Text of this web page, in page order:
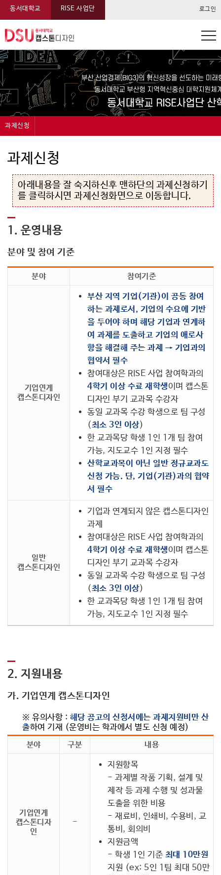
동서대학교 RISE 사업단 로그인
과제신청
과제신청
과제관리
온라인전시
커뮤니티
과제신청
아래내용을 잘 숙지하신후 맨하단의 과제신청하기
를 클릭하시면 과제신청화면으로 이동합니다.
1. 운영내용
분야 및 참여 기준
분야 참여기준
기업연계
캡스톤디자인
부산 지역 기업(기관)이 공동 참여
하는 과제로서, 기업의 수요에 기반
을 두어야 하며 해당 기업과 연계하
여 과제를 도출하고 기업의 애로사
항을 해결해 주는 과제 → 기업과의
협약서 필수
참여대상은 RISE 사업 참여학과의
4학기 이상 수료 재학생이며 캡스톤
디자인 부기 교과목 수강자
동일 교과목 수강 학생으로 팀 구성
(최소 3인 이상)
한 교과목당 학생 1인 1개 팀 참여
가능, 지도교수 1인 지정 필수
산학교과목이 아닌 일반 정규교과도
신청 가능. 단, 기업(기관)과의 협약
서 필수
일반
캡스톤디자인
기업과 연계되지 않은 캡스톤디자인
과제
참여대상은 RISE 사업 참여학과의
4학기 이상 수료 재학생이며 캡스톤
디자인 부기 교과목 수강자
동일 교과목 수강 학생으로 팀 구성
(최소 3인 이상)
한 교과목당 학생 1인 1개 팀 참여
가능, 지도교수 1인 지정 필수
2. 지원내용
가. 기업연계 캡스톤디자인
※ 유의사항 : 해당 공고의 신청서에는 과제지원비만 산
출하여 기재 (운영비는 학과에서 별도 신청 예정)
분야 구분 내용
기업연계
캡스톤디자
인
-
지원항목
- 과제별 작품 기획, 설계 및
제작 등 과제 수행 및 성과물
도출을 위한 비용
- 재료비, 인쇄비, 수용비, 교
통비, 회의비
지원금액
- 학생 1인 기준 최대 10만원
지원 (ex: 5인 1팀 최대 50만